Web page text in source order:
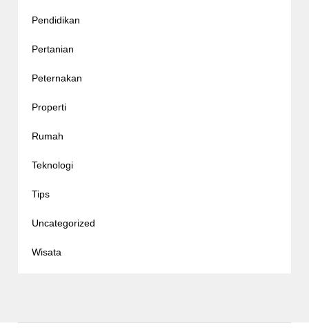
Pendidikan
Pertanian
Peternakan
Properti
Rumah
Teknologi
Tips
Uncategorized
Wisata